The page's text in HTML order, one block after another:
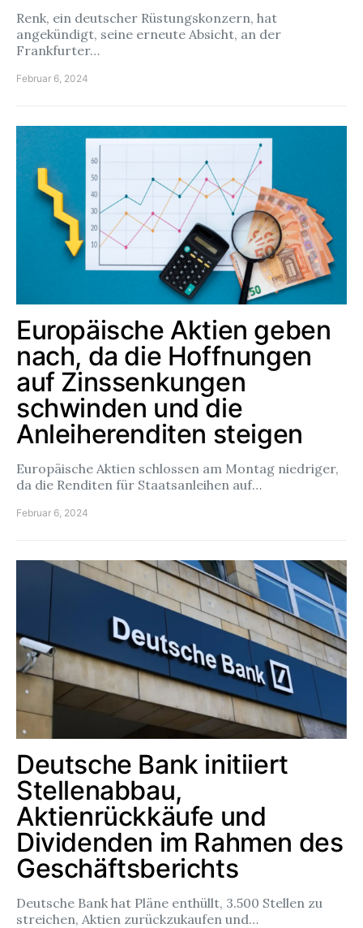
Renk, ein deutscher Rüstungskonzern, hat
angekündigt, seine erneute Absicht, an der
Frankfurter…
Februar 6, 2024
Europäische Aktien geben
nach, da die Hoffnungen
auf Zinssenkungen
schwinden und die
Anleiherenditen steigen
Europäische Aktien schlossen am Montag niedriger,
da die Renditen für Staatsanleihen auf…
Februar 6, 2024
Deutsche Bank initiiert
Stellenabbau,
Aktienrückkäufe und
Dividenden im Rahmen des
Geschäftsberichts
Deutsche Bank hat Pläne enthüllt, 3.500 Stellen zu
streichen, Aktien zurückzukaufen und…